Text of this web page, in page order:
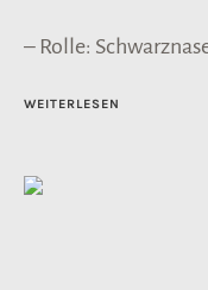
– Rolle:
WEITERLESEN